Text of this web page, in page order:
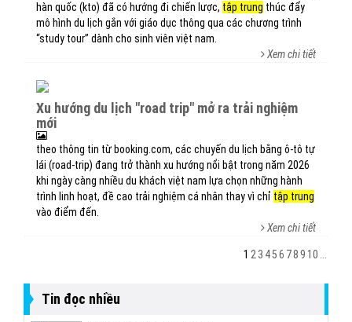
hàn quốc (kto) đã có hướng đi chiến lược, tập trung thúc đẩy
mô hình du lịch gắn với giáo dục thông qua các chương trình
“study tour” dành cho sinh viên việt nam.
Xem chi tiết
xu hướng du lịch "road trip" mở ra trải nghiệm
mới
theo thông tin từ booking.com, các chuyến du lịch bằng ô-tô tự
lái (road-trip) đang trở thành xu hướng nổi bật trong năm 2026
khi ngày càng nhiều du khách việt nam lựa chọn những hành
trình linh hoạt, đề cao trải nghiệm cá nhân thay vì chỉ tập trung
vào điểm đến.
Xem chi tiết
1 2 3 456 789 10
Tin đọc nhiều